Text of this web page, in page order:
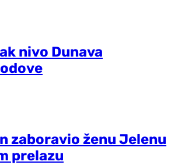
nivo Dunava
zaboravio ženu Jelenu
prelazu